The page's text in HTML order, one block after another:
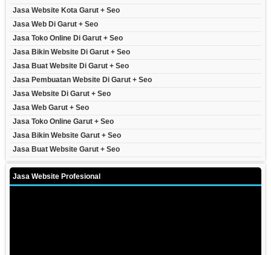
Jasa Website Kota Garut + Seo
Jasa Web Di Garut + Seo
Jasa Toko Online Di Garut + Seo
Jasa Bikin Website Di Garut + Seo
Jasa Buat Website Di Garut + Seo
Jasa Pembuatan Website Di Garut + Seo
Jasa Website Di Garut + Seo
Jasa Web Garut + Seo
Jasa Toko Online Garut + Seo
Jasa Bikin Website Garut + Seo
Jasa Buat Website Garut + Seo
Jasa Website Profesional